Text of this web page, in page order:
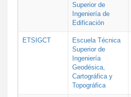
Superior de
Ingeniería de
Edificación
ETSIGCT
Escuela Técnica
Superior de
Ingeniería
Geodésica,
Cartográfica y
Topográfica